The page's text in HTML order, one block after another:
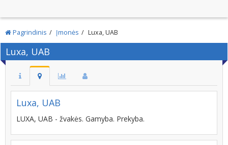
Pagrindinis Įmonės Luxa, UAB
Luxa, UAB
Luxa, UAB
LUXA, UAB - žvakės. Gamyba. Prekyba.